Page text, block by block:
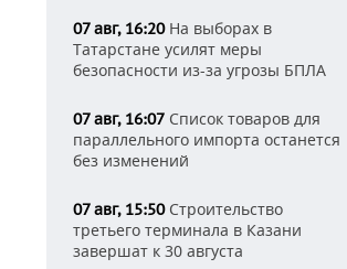
07 авг, 16:20На выборах в
Татарстане усилят меры
безопасности из-за угрозы БПЛА
07 авг, 16:07 Список товаров для
параллельного импорта останется
без изменений
07 авг, 15:50Строительство
третьего терминала в Казани
завершат к 30 августа